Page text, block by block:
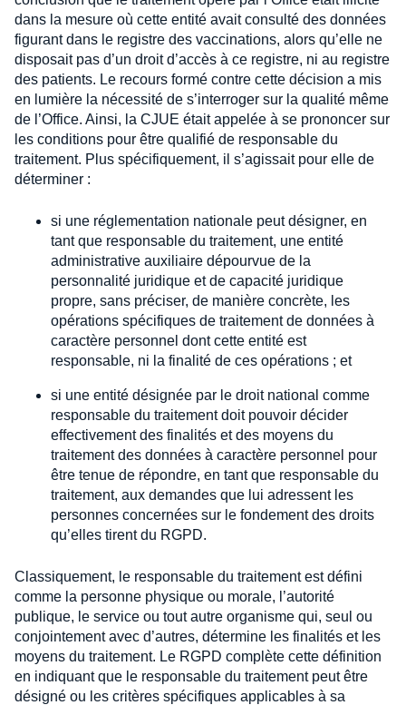
dans la mesure où cette entité avait consulté des données
figurant dans le registre des vaccinations, alors qu’elle ne
disposait pas d’un droit d’accès à ce registre, ni au registre
des patients. Le recours formé contre cette décision a mis
en lumière la nécessité de s’interroger sur la qualité même
de l’Office. Ainsi, la CJUE était appelée à se prononcer sur
les conditions pour être qualifié de responsable du
traitement. Plus spécifiquement, il s’agissait pour elle de
déterminer :
si une réglementation nationale peut désigner, en
tant que responsable du traitement, une entité
administrative auxiliaire dépourvue de la
personnalité juridique et de capacité juridique
propre, sans préciser, de manière concrète, les
opérations spécifiques de traitement de données à
caractère personnel dont cette entité est
responsable, ni la finalité de ces opérations ; et
si une entité désignée par le droit national comme
responsable du traitement doit pouvoir décider
effectivement des finalités et des moyens du
traitement des données à caractère personnel pour
être tenue de répondre, en tant que responsable du
traitement, aux demandes que lui adressent les
personnes concernées sur le fondement des droits
qu’elles tirent du RGPD.
Classiquement, le responsable du traitement est défini
comme la personne physique ou morale, l’autorité
publique, le service ou tout autre organisme qui, seul ou
conjointement avec d’autres, détermine les finalités et les
moyens du traitement. Le RGPD complète cette définition
en indiquant que le responsable du traitement peut être
désigné ou les critères spécifiques applicables à sa